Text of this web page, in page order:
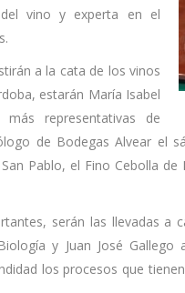
vino y experta en el
a la cata de los vinos
estarán María Isabel
representativas de
de Bodegas Alvear el
Pablo, el Fino Cebolla
serán las llevadas a
y Juan José
los procesos que